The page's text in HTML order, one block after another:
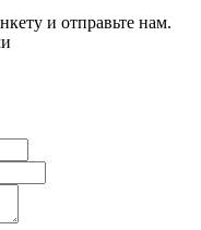
и отправьте нам.